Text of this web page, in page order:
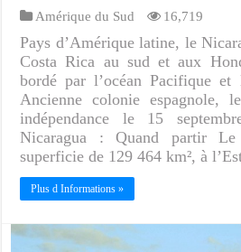
Amérique du Sud 16,719
Pays d’Amérique latine, le
Costa Rica au sud et aux
bordé par l’océan Pacifique et
Ancienne colonie espagnole,
indépendance le 15
Nicaragua : Quand partir
superficie de 129 464 km², à
Plus d Informations »